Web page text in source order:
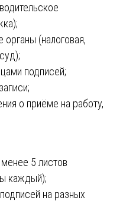
органы (налоговая,
подписей;
о приёме на работу,
5 листов
каждый);
на разных